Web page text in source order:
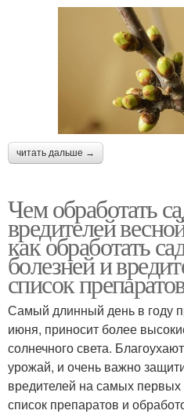
читать дальше →
Чем обработать
вредителей
как обработать
болезней и
список
Самый длинный день в году
июня, приносит более
солнечного света.
урожай, и очень важно
вредителей на самых
список препаратов и